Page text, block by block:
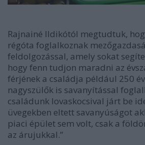
Rajnainé Ildikótól megtudtuk,
régóta foglalkoznak
feldolgozással, amely sokat
hogy fenn tudjon maradni az
férjének a családja például 250
nagyszülők is savanyítással
családunk lovaskocsival járt be
üvegekben eltett savanyúságot
piaci épület sem volt, csak a
az árujukkal.”